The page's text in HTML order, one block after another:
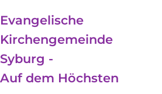
Evangelische
Kirchengemeinde
Syburg -
Auf dem Höchsten